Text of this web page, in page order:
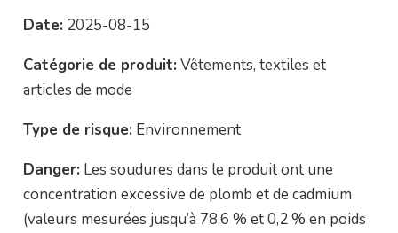
Date: 2025-08-15
Catégorie de produit: Vêtements, textiles et
articles de mode
Type de risque: Environnement
Danger: Les soudures dans le produit ont une
concentration excessive de plomb et de cadmium
(valeurs mesurées jusqu’à 78,6 % et 0,2 % en poids